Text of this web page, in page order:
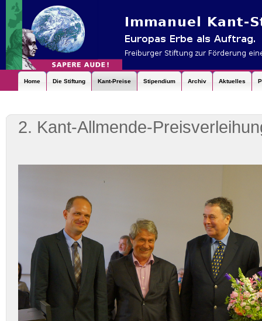
Home Die Stiftung Kant-Preise Stipendium Archiv Aktuelles
2. Kant-Allmende-